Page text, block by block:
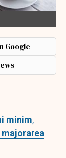
Google
minim,
majorarea